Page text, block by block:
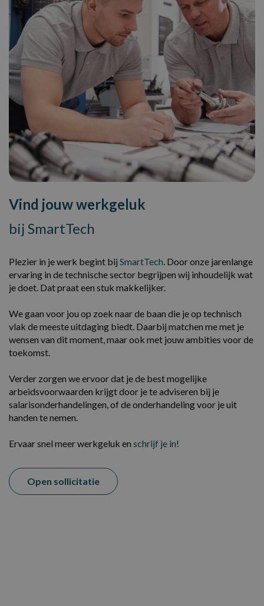
Vind jouw werkgeluk
bij SmartTech
Plezier in je werk begint bij SmartTech. Door onze jarenlange
ervaring in de technische sector begrijpen wij inhoudelijk wat
je doet. Dat praat een stuk makkelijker.
We gaan voor jou op zoek naar de baan die je op technisch
vlak de meeste uitdaging biedt. Daarbij matchen me met je
wensen van dit moment, maar ook met jouw ambities voor de
toekomst.
Verder zorgen we ervoor dat je de best mogelijke
arbeidsvoorwaarden krijgt door je te adviseren bij je
salarisonderhandelingen, of de onderhandeling voor je uit
handen te nemen.
Ervaar snel meer werkgeluk en schrijf je in!
Open sollicitatie